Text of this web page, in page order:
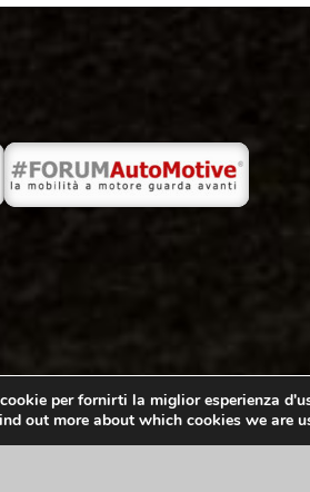
per fornirti la miglior esperienza
out more about which cookies we are